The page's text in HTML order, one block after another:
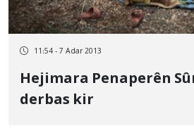
11:54 - 7 Adar 2013
Hejimara Penaperên
derbas kir